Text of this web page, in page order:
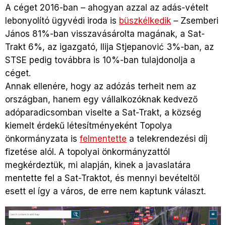
A céget 2016-ban – ahogyan azzal az adás-vételt
lebonyolító ügyvédi iroda is büszkélkedik – Zsemberi
János 81%-ban visszavásárolta magának, a Sat-
Trakt 6%, az igazgató, Ilija Stjepanović 3%-ban, az
STSE pedig továbbra is 10%-ban tulajdonolja a
céget.
Annak ellenére, hogy az adózás terheit nem az
országban, hanem egy vállalkozóknak kedvező
adóparadicsomban viselte a Sat-Trakt, a község
kiemelt érdekű létesítményeként Topolya
önkormányzata is felmentette a telekrendezési díj
fizetése alól. A topolyai önkormányzattól
megkérdeztük, mi alapján, kinek a javaslatára
mentette fel a Sat-Traktot, és mennyi bevételtől
esett el így a város, de erre nem kaptunk választ.